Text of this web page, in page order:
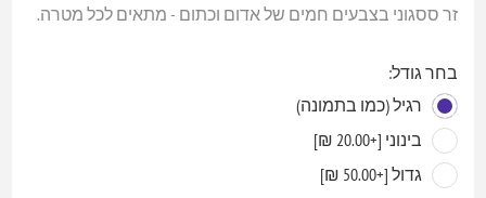
זר ססגוני בצבעים חמים של אדום וכתום - מתאים לכל מטרה.
בחר גודל:
רגיל (כמו בתמונה)
בינוני [+20.00 ₪]
גדול [+50.00 ₪]